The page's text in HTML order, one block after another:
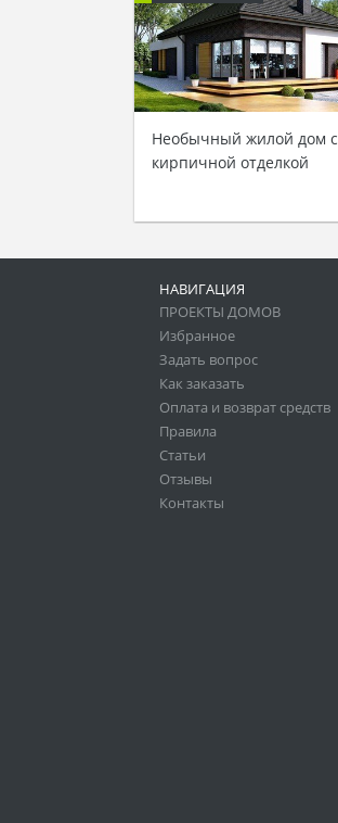
Необычный жилой дом с
кирпичной отделкой
НАВИГАЦИЯ
ПРОЕКТЫ ДОМОВ
Избранное
Задать вопрос
Как заказать
Оплата и возврат средств
Правила
Статьи
Отзывы
Контакты